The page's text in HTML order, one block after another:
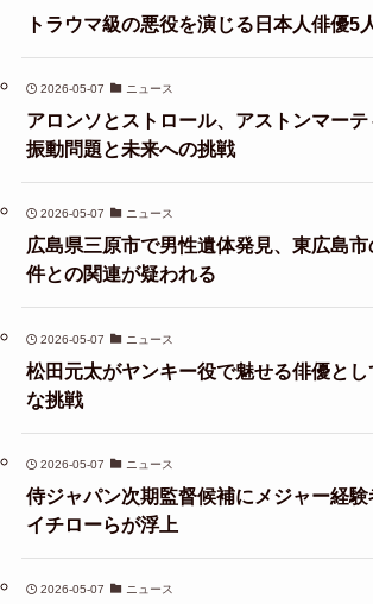
トラウマ級の悪役を演じる日本人俳優5
2026-05-07 ニュース
アロンソとストロール、アストンマー
振動問題と未来への挑戦
2026-05-07 ニュース
広島県三原市で男性遺体発見、東広島
件との関連が疑われる
2026-05-07 ニュース
松田元太がヤンキー役で魅せる俳優と
な挑戦
2026-05-07 ニュース
侍ジャパン次期監督候補にメジャー経
イチローらが浮上
2026-05-07 ニュース